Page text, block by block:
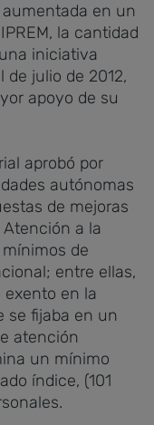
en un
la cantidad
iniciativa
de julio de 2012,
apoyo de su
aprobó por
autónomas
de mejoras
a la
de
entre ellas,
en la
se fijaba en un
atención
un mínimo
índice, (101